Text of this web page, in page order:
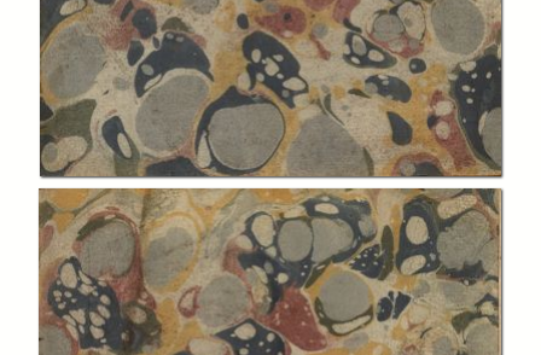
"Piemontesi", Raccolta generale Biblioteca "Giuseppe Grosso"
Title:
Cronica del Monferrato, scritta da Benuenuto S. Giorgio, cavalier
Gerosolomit.no e presidente del Senato
Creator:
Benvenuto San Giorgio
Publisher:
Casale : per Francesco Piazzano stampator ducale
Date:
1639
Subject: